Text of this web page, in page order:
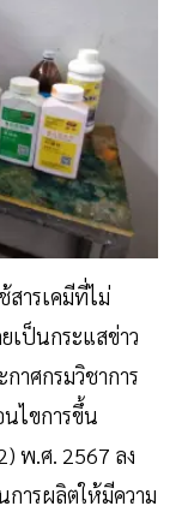
สารเคมีที่ไม่
เป็นกระแสข่าว
าศกรมวิชาการ
นไขการขึ้น
พ.ศ. 2567 ลง
ารผลิตให้มีความ